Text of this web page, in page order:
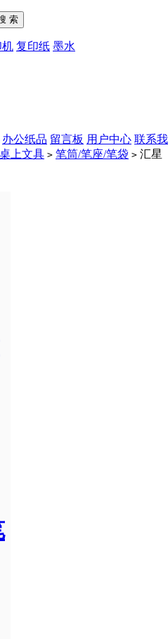
索
机 复印纸 墨水
办公纸品 留言板 用户中心 联系
桌上文具 > 笔筒/笔座/笔袋 > 汇星